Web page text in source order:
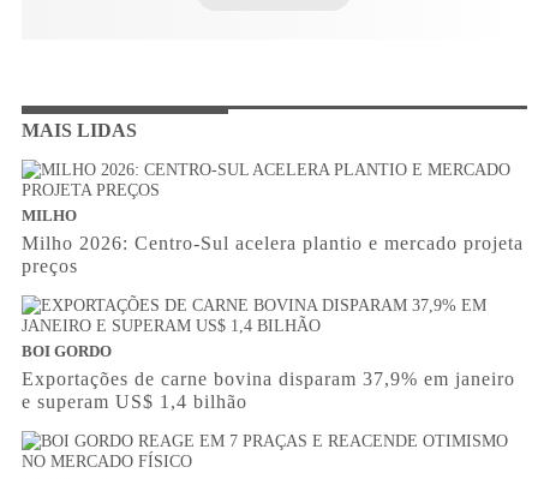
MAIS LIDAS
MILHO
Milho 2026: Centro-Sul acelera plantio e mercado projeta
preços
BOI GORDO
Exportações de carne bovina disparam 37,9% em janeiro
e superam US$ 1,4 bilhão